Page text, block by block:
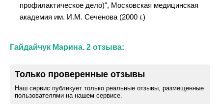
профилактическое дело)", Московская медицинская
академия им. И.М. Сеченова (2000 г.)
Гайдайчук Марина. 2 отзыва:
Только проверенные отзывы
Наш сервис публикует только реальные отзывы, размещенные
пользователями на нашем сервисе.